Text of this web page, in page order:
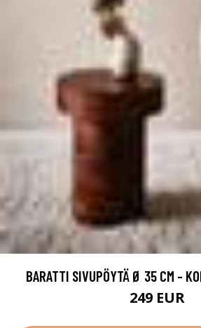
BARATTI SIVUPÖYTÄ Ø 35 CM -
249 EUR